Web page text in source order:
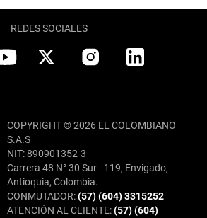
REDES SOCIALES
COPYRIGHT © 2026 EL COLOMBIANO
S.A.S
NIT: 890901352-3
Carrera 48 N° 30 Sur - 119, Envigado,
Antioquia, Colombia.
CONMUTADOR:(57) (604) 3315252
ATENCIÓN AL CLIENTE:(57) (604)